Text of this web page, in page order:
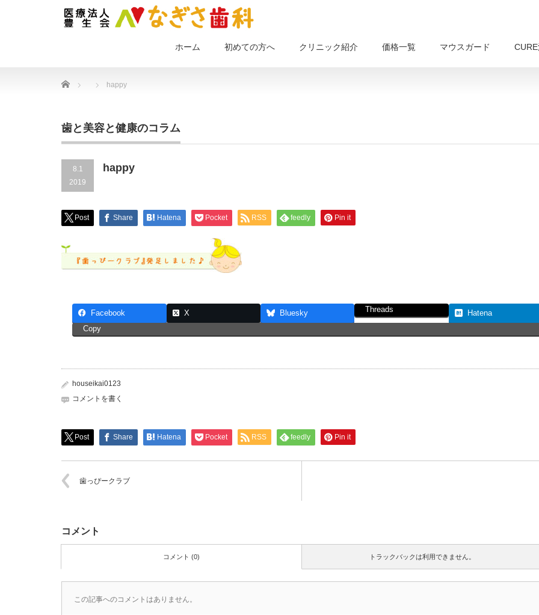
ホーム 初めての方へ クリニック紹介 価格一覧 マウスガード
Home happy
歯と美容と健康のコラム
8.1
2019
happy
Post Share Hatena Pocket RSS feedly Pin it
Facebook X Bluesky Threads
Hatena
Copy
houseikai0123
コメントを書く
Post Share Hatena Pocket RSS feedly Pin it
歯っぴークラブ
コメント
トラックバックは利用できません。
コメント (0)
この記事へのコメントはありません。